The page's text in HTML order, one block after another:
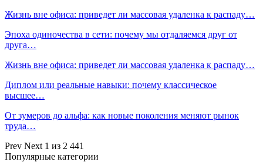
Жизнь вне офиса: приведет ли массовая удаленка к распаду…
Эпоха одиночества в сети: почему мы отдаляемся друг от
друга…
Жизнь вне офиса: приведет ли массовая удаленка к распаду…
Диплом или реальные навыки: почему классическое
высшее…
От зумеров до альфа: как новые поколения меняют рынок
труда…
Prev Next 1 из 2 441
Популярные категории